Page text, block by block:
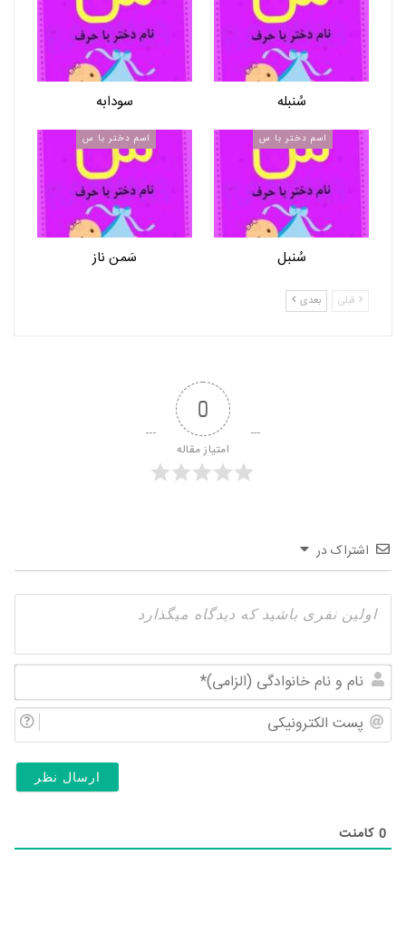
سُنبله سودابه
اسم دختر با س
سُنبل
اسم دختر با س
سَمن ناز
قبلی بعدی
0
امتیاز مقاله
اشتراک در
و
0 کامنت